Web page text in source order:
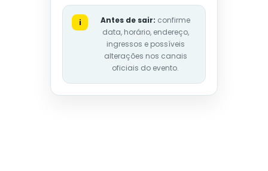
i Antes de sair: confirme
data, horário, endereço,
ingressos e possíveis
alterações nos canais
oficiais do evento.